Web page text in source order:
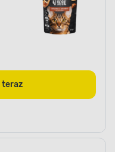
Kup teraz